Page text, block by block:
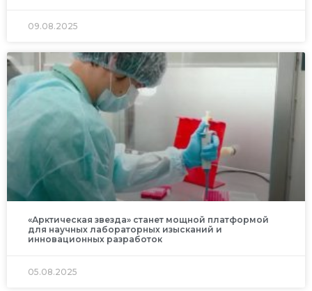
09.08.2025
«Арктическая звезда» станет мощной платформой
для научных лабораторных изысканий и
инновационных разработок
05.08.2025